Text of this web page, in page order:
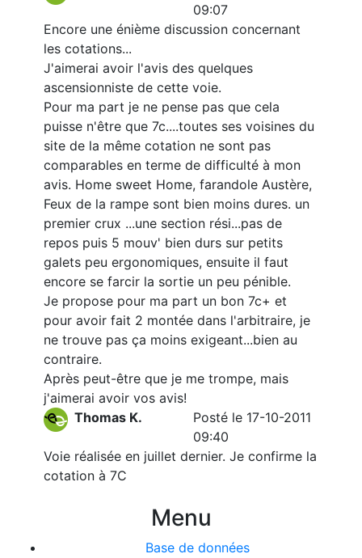
09:07
Encore une énième discussion concernant
les cotations...
J'aimerai avoir l'avis des quelques
ascensionniste de cette voie.
Pour ma part je ne pense pas que cela
puisse n'être que 7c....toutes ses voisines du
site de la même cotation ne sont pas
comparables en terme de difficulté à mon
avis. Home sweet Home, farandole Austère,
Feux de la rampe sont bien moins dures. un
premier crux ...une section rési...pas de
repos puis 5 mouv' bien durs sur petits
galets peu ergonomiques, ensuite il faut
encore se farcir la sortie un peu pénible.
Je propose pour ma part un bon 7c+ et
pour avoir fait 2 montée dans l'arbitraire, je
ne trouve pas ça moins exigeant...bien au
contraire.
Après peut-être que je me trompe, mais
j'aimerai avoir vos avis!
Thomas K.
Posté le 17-10-2011
09:40
Voie réalisée en juillet dernier. Je confirme la
cotation à 7C
Menu
Base de données